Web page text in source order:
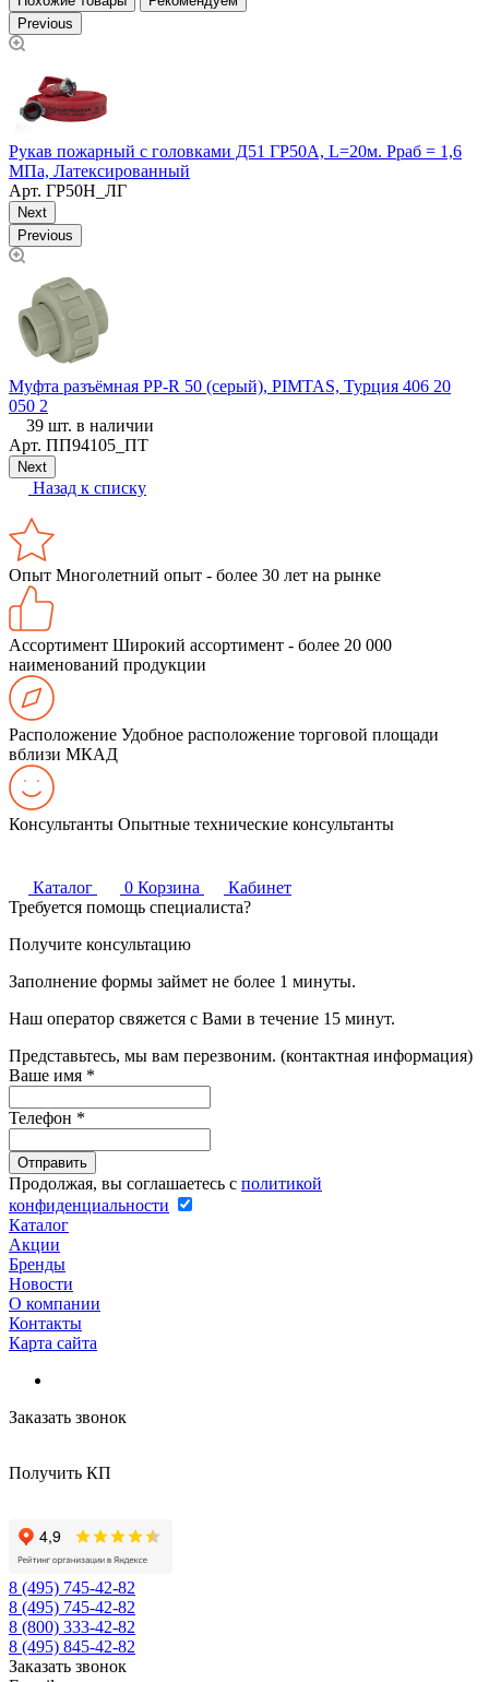
Previous
Рукав пожарный с головками Д51 ГР50А, L=20м. Рраб = 1,6
МПа, Латексированный
Арт. ГР50Н_ЛГ
Next
Previous
Муфта разъёмная PP-R 50 (серый), PIMTAS, Турция 406 20
050 2
39 шт. в наличии
Арт. ПП94105_ПТ
Next
Назад к списку
Опыт Многолетний опыт - более 30 лет на рынке
Ассортимент Широкий ассортимент - более 20 000
наименований продукции
Расположение Удобное расположение торговой площади
вблизи МКАД
Консультанты Опытные технические консультанты
Каталог 0 Корзина
Кабинет
Требуется помощь специалиста?
Получите консультацию
Заполнение формы займет не более 1 минуты.
Наш оператор свяжется с Вами в течение 15 минут.
Представьтесь, мы вам перезвоним. (контактная информация)
Ваше имя *
Телефон *
Продолжая, вы соглашаетесь с политикой
конфиденциальности
Каталог
Акции
Бренды
Новости
О компании
Контакты
Карта сайта
Заказать звонок
Получить КП
8 (495) 745-42-82
8 (495) 745-42-82
8 (800) 333-42-82
8 (495) 845-42-82
Заказать звонок